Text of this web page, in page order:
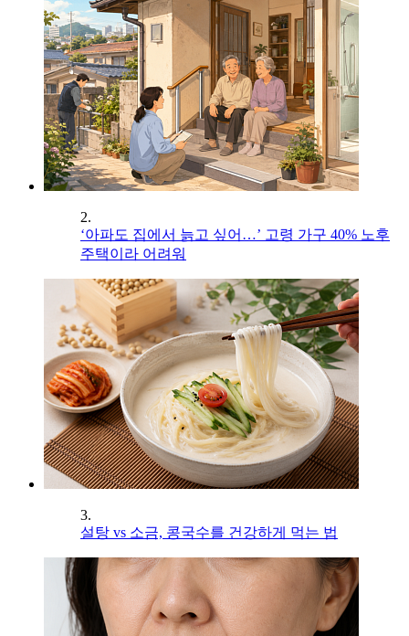
2.
‘아파도 집에서 늙고 싶어…’ 고령 가구 40% 노후
주택이라 어려워
3.
설탕 vs 소금, 콩국수를 건강하게 먹는 법